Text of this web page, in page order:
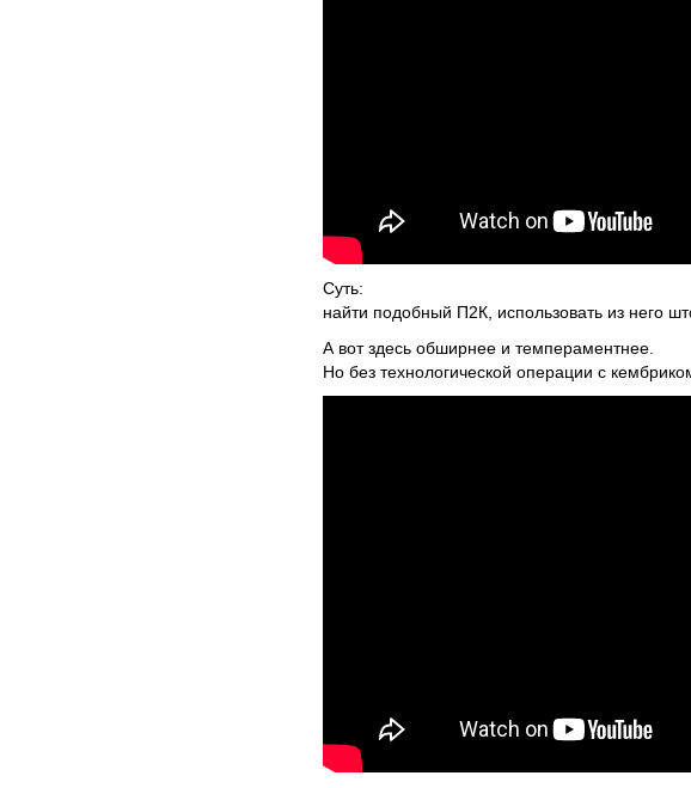
Суть:
найти подобный П2К, использовать из него
А вот здесь обширнее и темпераментнее.
Но без технологической операции с